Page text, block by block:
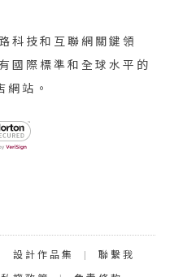
科技和互聯網關鍵領
國際標準和全球水平的
站。
設計作品集 | 聯繫我